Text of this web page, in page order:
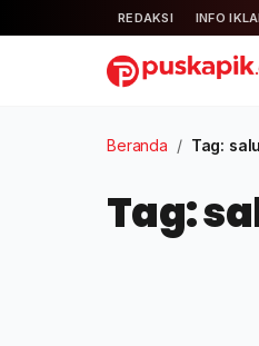
REDAKSI INFO
Beranda / Tag:
Tag: